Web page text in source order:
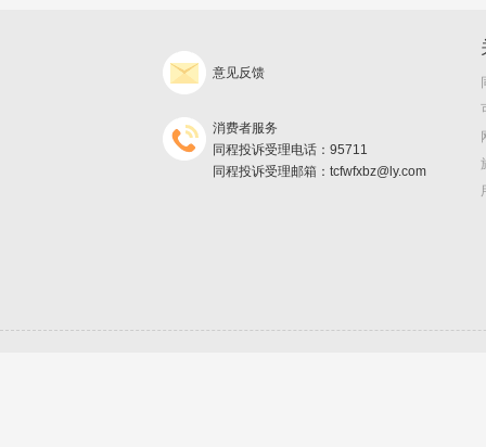
意见反馈
消费者服务
同程投诉受理电话：95711
同程投诉受理邮箱：tcfwfxbz@ly.com